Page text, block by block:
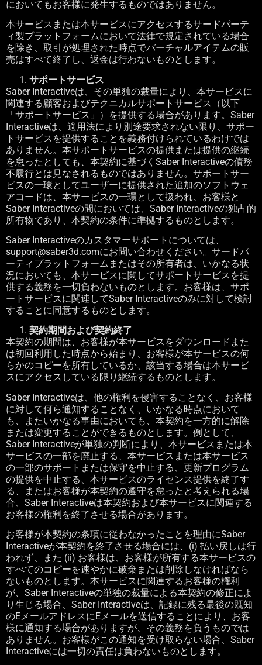
においてもお客様に発生するものではありません。
本サービスまたは本サービスにアクセスするサードパーテ
ィ製プラットフォームにおいて法律で規定されている場合
を除き、取引が処理された時点でバーチャルアイテムの販
売はすべて終了し、返金は行わないものとします。
サポートサービス
Saber Interactiveは、その単独の裁量により、本サービスに
関連する顧客およびテクニカルサポートサービス（以下
「サポートサービス」）を提供する場合があります。 Saber
Interactiveは、適用法により別途要求されない限り、サポー
トサービスを提供することを義務付けられているわけでは
ありません。本サポートサービスの提供または提供の継続
を怠ったとしても、本契約に基づく Saber Interactiveの債務
不履行とは見なされるものではありません。サポートサー
ビスの一環としてユーザーに提供された追加のソフトウェ
アコードは、本サービスの一環として扱われ、お客様と
Saber Interactiveの間においては、 Saber Interactiveの独占的
所有物であり、本契約の条件に準拠するものとします。
Saber Interactiveのカスタマーサポートについては、
support@saber3d.comにお問い合わせください。サードパ
ーティプラットフォームまたはその所有者は、いかなる状
況においても、本サービスに関してサポートサービスを提
供する義務を一切負わないものとします。お客様は、サポ
ートサービスに関連してSaber Interactiveのみに対して検討
することに同意するものとします。
契約期間および契約終了
本契約の期間は、お客様が本サービスをダウンロードまた
は初回利用した時点から始まり、お客様が本サービスの何
らかのコピーを所有しているか、該当する場合は本サービ
スにアクセスしている限り継続するものとします。
Saber Interactiveは、他の権利を侵害することなく、お客様
に対して何ら通知することなく、いかなる時点において
も、またいかなる事由においても、本契約を一方的に解除
または変更することができるものとします。例として、
Saber Interactiveが単独の判断により、本サービスまたは本
サービスの一部を廃止する、本サービスまたは本サービス
の一部のサポートまたは保守を中止する、更新プログラム
の提供を中止する、本サービスのライセンス提供を終了す
る、またはお客様が本契約の遵守を怠ったと考えられる場
合、 Saber Interactiveは本契約および本サービスに関連する
お客様の権利を終了させる場合があります。
お客様が本契約の条項に従わなかったことを理由にSaber
Interactiveが本契約を終了させる場合には、 (i) 払い戻しは行
われず、また (ii) お客様は、お客様が所有する本サービスの
すべてのコピーを速やかに破棄または削除しなければなら
ないものとします。本サービスに関連するお客様の権利
が、 Saber Interactiveの単独の裁量による本契約の修正によ
り生じる場合、 Saber Interactiveは、記録に残る最後の既知
のEメールアドレスにEメールを送信することにより、お客
様に通知する場合がありますが、その義務を負うものでは
ありません。お客様がこの通知を受け取らない場合、 Saber
Interactiveには一切の責任は負わないものとします。